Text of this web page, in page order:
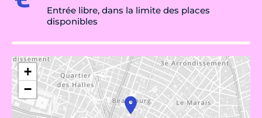
Entrée libre, dans la limite des places
disponibles
+
−